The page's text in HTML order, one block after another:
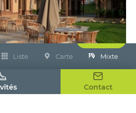
Contact
Golf Parc Robert Hersant
Filtrer
Liste Carte Mixte